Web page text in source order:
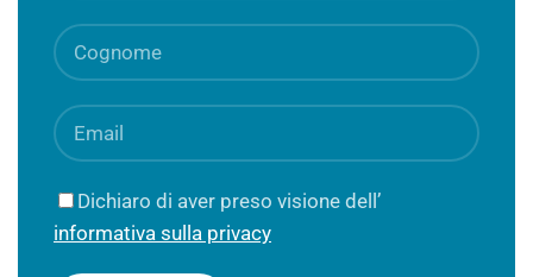
Dichiaro di aver preso visione dell’
informativa sulla privacy